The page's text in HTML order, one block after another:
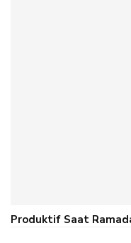
Produktif Saat